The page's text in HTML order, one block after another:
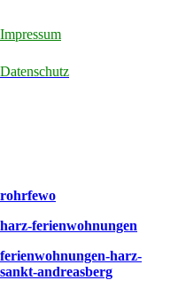
Impressum
Datenschutz
rohrfewo
harz-ferienwohnungen
ferienwohnungen-harz-
sankt-andreasberg